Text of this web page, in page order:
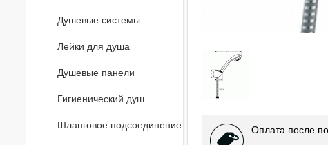
Душевые системы
Лейки для душа
Душевые панели
Гигиенический душ
Шланговое подсоединение
Оплата после